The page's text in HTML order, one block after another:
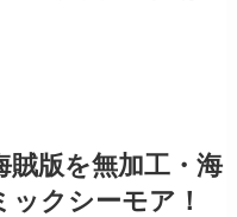
版を無加工・海
クシーモア！